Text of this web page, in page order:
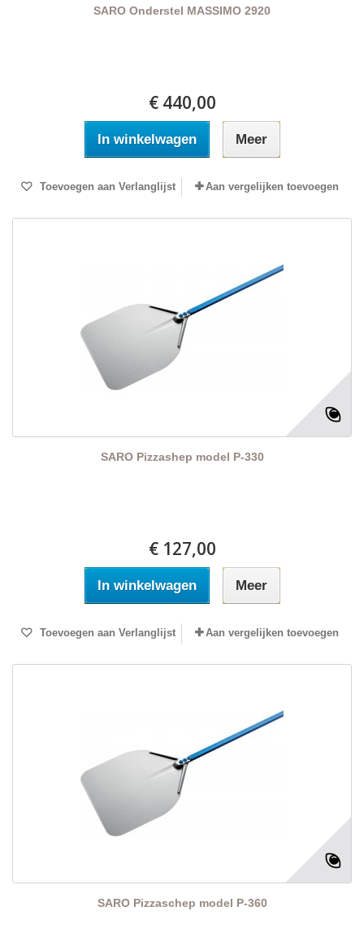
SARO Onderstel MASSIMO 2920
€ 440,00
In winkelwagen Meer
Toevoegen aan Verlanglijst Aan vergelijken toevoegen
SARO Pizzashep model P-330
€ 127,00
In winkelwagen Meer
Toevoegen aan Verlanglijst Aan vergelijken toevoegen
SARO Pizzaschep model P-360